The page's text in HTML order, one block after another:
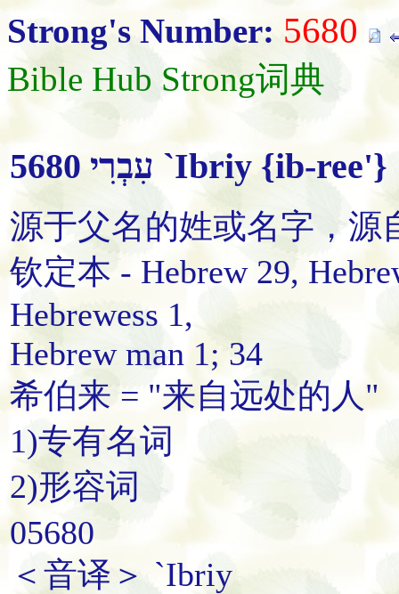
Strong's Number: 5680
Bible Hub Strong词典
5680 עִבְרִי `Ibriy {ib-ree'}
源于父名的姓或名字，源
钦定本 - Hebrew 29,
Hebrewess 1,
Hebrew man 1; 34
希伯来 = "来自远处的人"
1)专有名词
2)形容词
05680
＜音译＞ `Ibriy